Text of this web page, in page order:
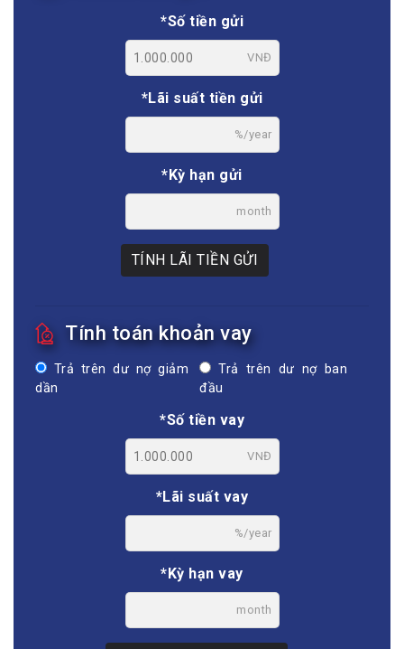
*Số tiền gửi
VNĐ
*Lãi suất tiền gửi
%/year
*Kỳ hạn gửi
month
TÍNH LÃI TIỀN GỬI
Tính toán khoản vay
Trả trên dư nợ giảm
dần
Trả trên dư nợ ban
đầu
*Số tiền vay
VNĐ
*Lãi suất vay
%/year
*Kỳ hạn vay
month